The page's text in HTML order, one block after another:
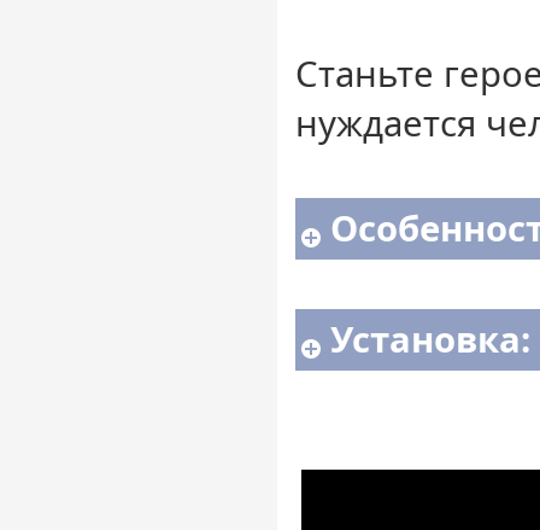
Станьте
нуждается
Установка: